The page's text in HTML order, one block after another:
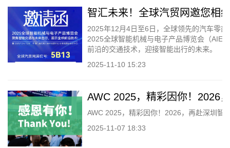
智汇未来！全球汽贸网邀您相
2025年12月4日至6日，全球领先的汽车零
2025全球智能机械与电子产品博览会（AIE
前沿的交通技术，迎接智能出行的未来。
2025-11-10 15:23
AWC 2025，精彩因你！2026
AWC 2025，精彩因你！2026，再赴深圳智
2025-11-07 18:33